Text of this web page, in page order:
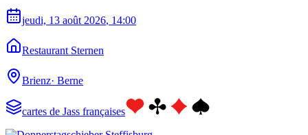
jeudi, 13 août 2026, 14:00
Restaurant Sternen
Brienz· Berne
cartes de Jass françaises